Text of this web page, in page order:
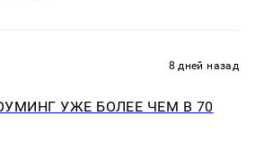
8 дней назад
УЖЕ БОЛЕЕ ЧЕМ В 70